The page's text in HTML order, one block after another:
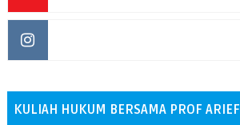
KULIAH HUKUM BERSAMA PROF ARIEF